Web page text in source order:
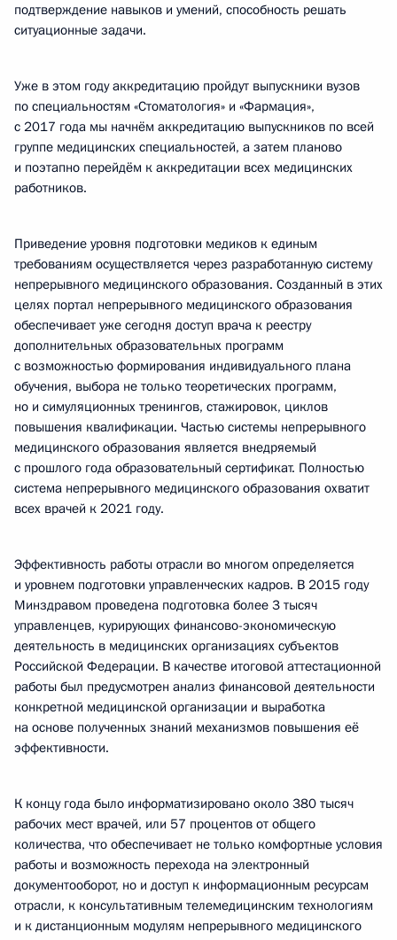
подтверждение навыков и умений, способность решать
ситуационные задачи.
Уже в этом году аккредитацию пройдут выпускники вузов
по специальностям «Стоматология» и «Фармация»,
с 2017 года мы начнём аккредитацию выпускников по всей
группе медицинских специальностей, а затем планово
и поэтапно перейдём к аккредитации всех медицинских
работников.
Приведение уровня подготовки медиков к единым
требованиям осуществляется через разработанную систему
непрерывного медицинского образования. Созданный в этих
целях портал непрерывного медицинского образования
обеспечивает уже сегодня доступ врача к реестру
дополнительных образовательных программ
с возможностью формирования индивидуального плана
обучения, выбора не только теоретических программ,
но и симуляционных тренингов, стажировок, циклов
повышения квалификации. Частью системы непрерывного
медицинского образования является внедряемый
с прошлого года образовательный сертификат. Полностью
система непрерывного медицинского образования охватит
всех врачей к 2021 году.
Эффективность работы отрасли во многом определяется
и уровнем подготовки управленческих кадров. В 2015 году
Минздравом проведена подготовка более 3 тысяч
управленцев, курирующих финансово-экономическую
деятельность в медицинских организациях субъектов
Российской Федерации. В качестве итоговой аттестационной
работы был предусмотрен анализ финансовой деятельности
конкретной медицинской организации и выработка
на основе полученных знаний механизмов повышения её
эффективности.
К концу года было информатизировано около 380 тысяч
рабочих мест врачей, или 57 процентов от общего
количества, что обеспечивает не только комфортные условия
работы и возможность перехода на электронный
документооборот, но и доступ к информационным ресурсам
отрасли, к консультативным телемедицинским технологиям
и к дистанционным модулям непрерывного медицинского